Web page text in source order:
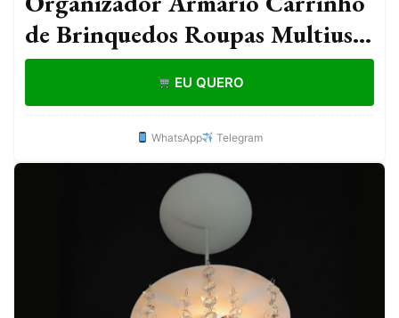
de Brinquedos Roupas Multiuso
com Rodinhas Banheiro
Lavanderia Cozinha Quartos
EU QUERO
WhatsApp Telegram